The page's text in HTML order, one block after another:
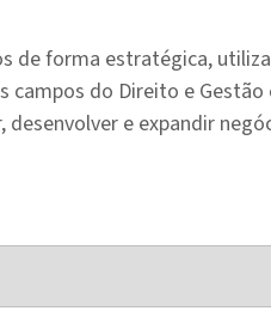
de forma estratégica,
campos do Direito e
e expandir